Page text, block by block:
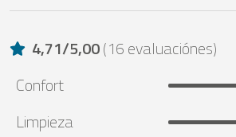
4,71/5,00(16 evaluaciónes)
Confort
Limpieza